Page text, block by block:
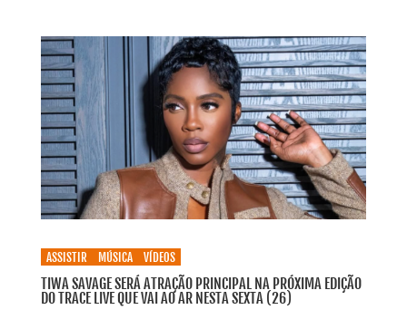
ASSISTIR MÚSICA VÍDEOS
TIWA SAVAGE SERÁ ATRAÇÃO PRINCIPAL NA PRÓXIMA EDIÇÃO
DO TRACE LIVE QUE VAI AO AR NESTA SEXTA (26)